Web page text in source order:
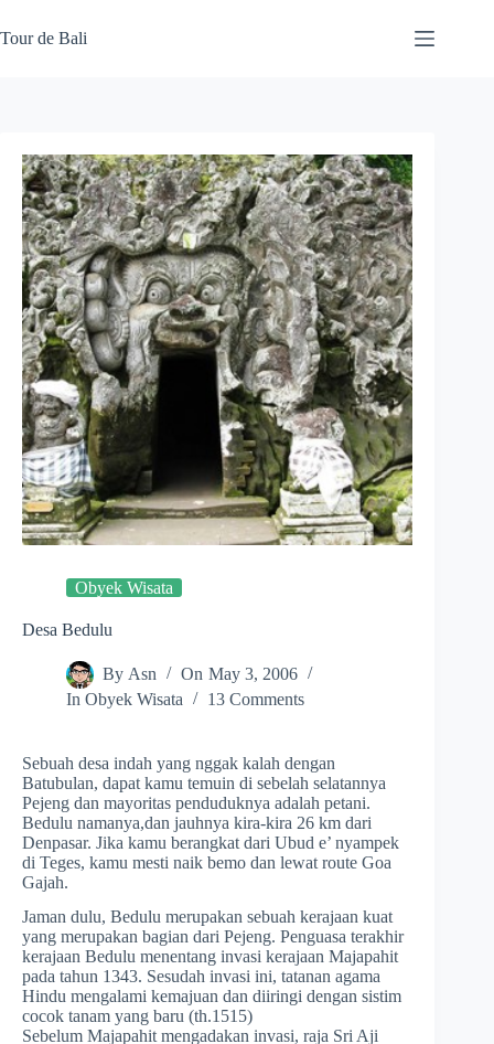
to
content
Tour de Bali
Obyek Wisata
Desa Bedulu
By Asn On May 3, 2006
In Obyek Wisata 13 Comments
Sebuah desa indah yang nggak kalah dengan
Batubulan, dapat kamu temuin di sebelah selatannya
Pejeng dan mayoritas penduduknya adalah petani.
Bedulu namanya,dan jauhnya kira-kira 26 km dari
Denpasar. Jika kamu berangkat dari Ubud e’ nyampek
di Teges, kamu mesti naik bemo dan lewat route Goa
Gajah.
Jaman dulu, Bedulu merupakan sebuah kerajaan kuat
yang merupakan bagian dari Pejeng. Penguasa terakhir
kerajaan Bedulu menentang invasi kerajaan Majapahit
pada tahun 1343. Sesudah invasi ini, tatanan agama
Hindu mengalami kemajuan dan diiringi dengan sistim
cocok tanam yang baru (th.1515)
Sebelum Majapahit mengadakan invasi, raja Sri Aji